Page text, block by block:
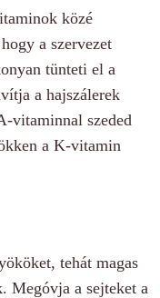
közé
a szervezet
tünteti el a
a hajszálerek
vitaminnal szeded
a K-vitamin
tehát magas
Megóvja a sejteket a